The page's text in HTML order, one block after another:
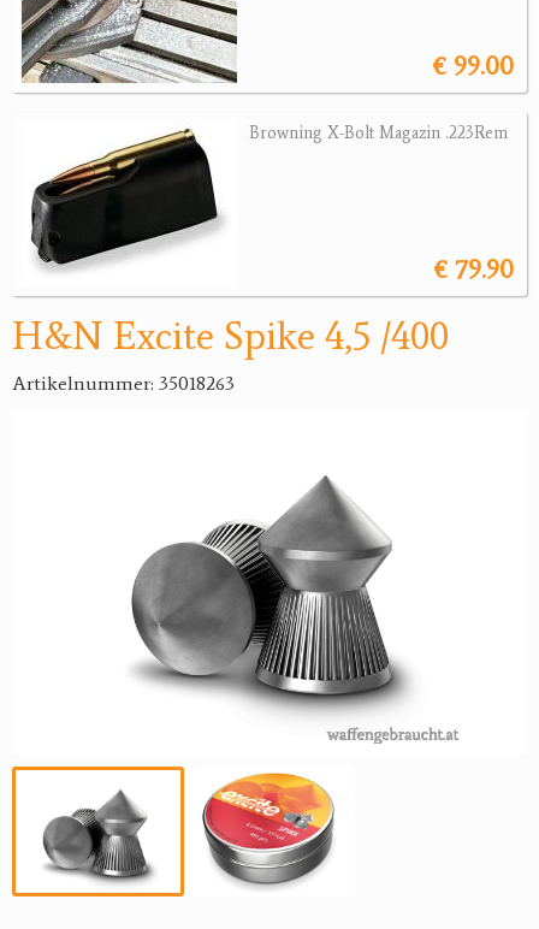
Geschenke
Reviereinrichtungen € 99.00
Browning X-Bolt Magazin .223Rem
€ 79.90
H&N Excite Spike 4,5 /400
Artikelnummer: 35018263